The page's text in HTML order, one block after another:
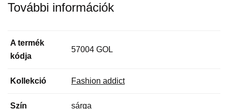
További információk
A termék
kódja
57004 GOL
Kollekció Fashion addict
Szín sárga